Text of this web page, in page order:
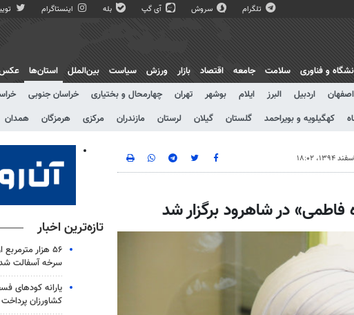
تلگرام سروش آی گپ بله اینستاگرام
و فناوری سلامت جامعه اقتصاد بازار ورزش سیاست بین‌الملل
استان‌ها
اصفهان اردبیل البرز ایلام بوشهر تهران چهارمحال و بختیاری خراسان جنوبی
کهگیلویه و بویراحمد گلستان گیلان لرستان مازندران مرکزی هرمزگان همدان
تازه‌ترین اخبار
۵۶ هزار
سرخه آسفالت
یارانه کودهای
کشاورزان